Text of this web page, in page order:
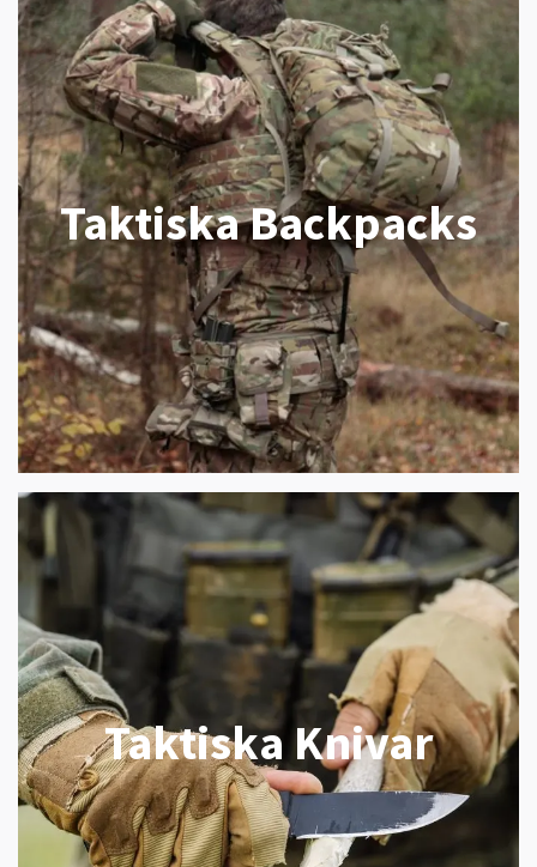
Taktiska Backpacks
Taktiska Knivar